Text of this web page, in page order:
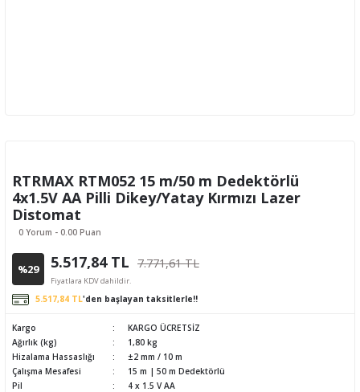
RTRMAX RTM052 15 m/50 m Dedektörlü
4x1.5V AA Pilli Dikey/Yatay Kırmızı Lazer
Distomat
0 Yorum - 0.00 Puan
%29 5.517,84 TL 7.771,61 TL
Fiyatlara KDV dahildir.
5.517,84 TL'den başlayan taksitlerle!!
Kargo
KARGO ÜCRETSİZ
Ağırlık (kg)
1,80 kg
Hizalama Hassaslığı
±2 mm / 10 m
Çalışma Mesafesi
15 m | 50 m Dedektörlü
Pil
4 x 1.5 V AA